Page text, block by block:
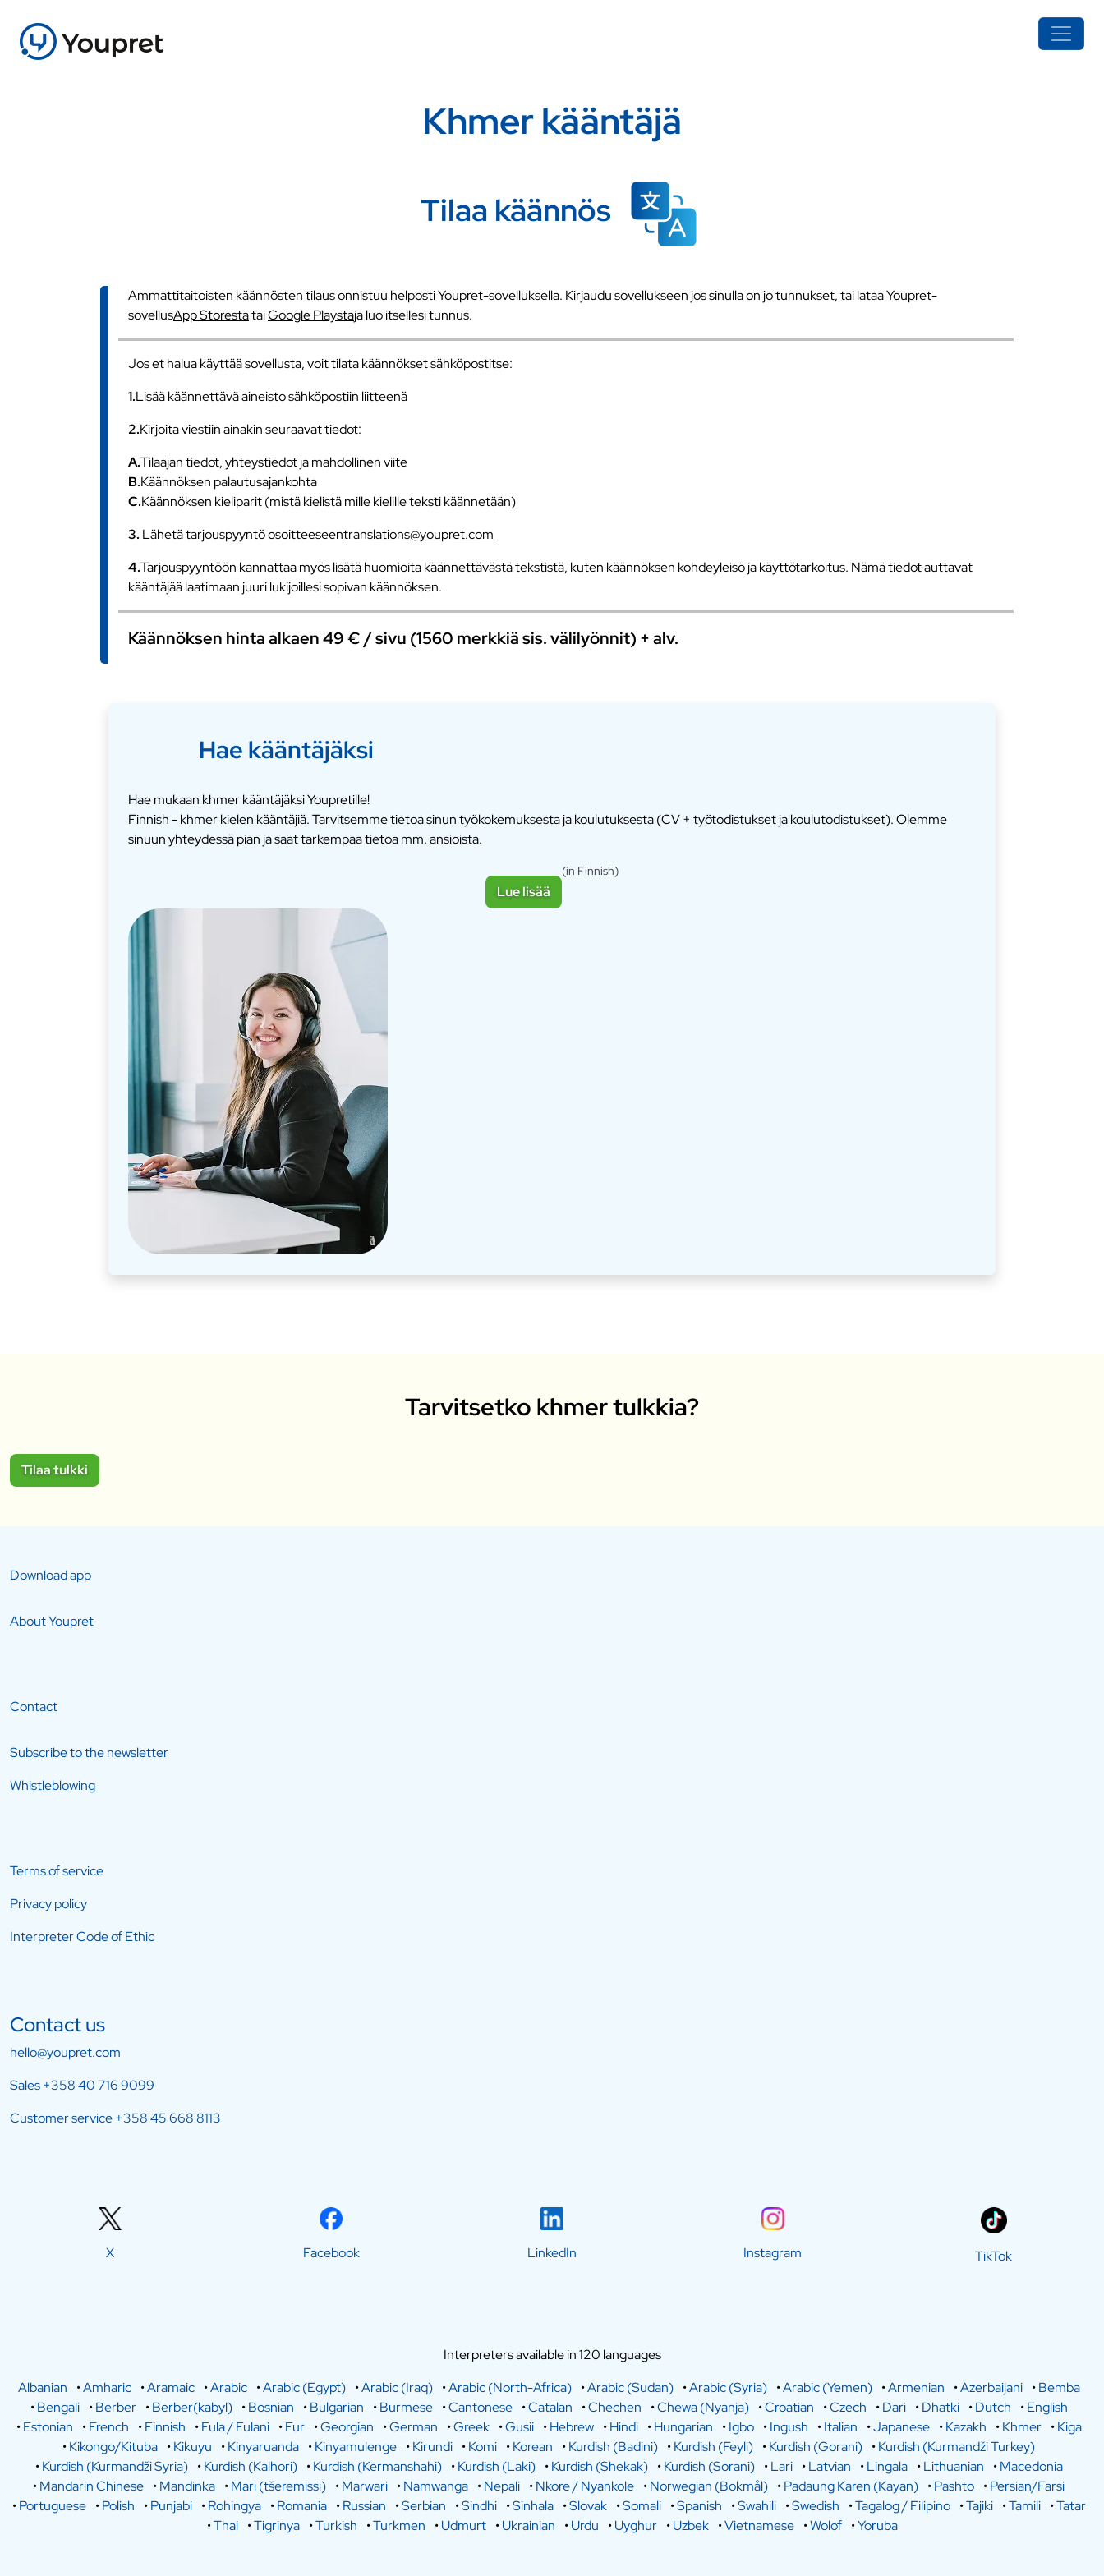
Khmer kääntäjä
Tilaa käännös
Ammattitaitoisten käännösten tilaus onnistuu helposti Youpret-sovelluksella. Kirjaudu sovellukseen jos sinulla on jo tunnukset, tai lataa Youpret-
sovellusApp StorestataiGoogle Playstaja luo itsellesi tunnus.
Jos et halua käyttää sovellusta, voit tilata käännökset sähköpostitse:
1.Lisää käännettävä aineisto sähköpostiin liitteenä
2.Kirjoita viestiin ainakin seuraavat tiedot:
A.Tilaajan tiedot, yhteystiedot ja mahdollinen viite
B.Käännöksen palautusajankohta
C.Käännöksen kieliparit (mistä kielistä mille kielille teksti käännetään)
3. Lähetä tarjouspyyntö osoitteeseentranslations@youpret.com
4.Tarjouspyyntöön kannattaa myös lisätä huomioita käännettävästä tekstistä, kuten käännöksen kohdeyleisö ja käyttötarkoitus. Nämä tiedot auttavat
kääntäjää laatimaan juuri lukijoillesi sopivan käännöksen.
Käännöksen hinta alkaen 49 € / sivu (1560 merkkiä sis. välilyönnit) + alv.
Hae kääntäjäksi
Hae mukaan khmer kääntäjäksi Youpretille!
Finnish - khmer kielen kääntäjiä. Tarvitsemme tietoa sinun työkokemuksesta ja koulutuksesta (CV + työtodistukset ja koulutodistukset). Olemme
sinuun yhteydessä pian ja saat tarkempaa tietoa mm. ansioista.
Lue lisää
(in Finnish)
Tarvitsetko khmer tulkkia?
Tilaa tulkki
Download app
About Youpret
Contact
Subscribe to the newsletter
Whistleblowing
Terms of service
Privacy policy
Interpreter Code of Ethic
Contact us
hello@youpret.com
Sales+358 40 716 9099
Customer service+358 45 668 8113
X Facebook LinkedIn Instagram TikTok
Interpreters available in 120 languages
Albanian
•Amharic •Aramaic •Arabic •Arabic (Egypt) •Arabic (Iraq) •Arabic (North-Africa) •Arabic (Sudan) •Arabic (Syria) •Arabic (Yemen) •Armenian •Azerbaijani •Bemba
•Bengali •Berber •Berber(kabyl) •Bosnian •Bulgarian •Burmese •Cantonese •Catalan •Chechen •Chewa (Nyanja) •Croatian •Czech •Dari •Dhatki •Dutch •English
•Estonian •French •Finnish •Fula / Fulani •Fur •Georgian •German •Greek •Gusii •Hebrew •Hindi •Hungarian •Igbo •Ingush •Italian •Japanese •Kazakh •Khmer •Kiga
•Kikongo/Kituba •Kikuyu •Kinyaruanda •Kinyamulenge •Kirundi •Komi •Korean •Kurdish (Badini) •Kurdish (Feyli) •Kurdish (Gorani) •Kurdish (Kurmandži Turkey)
•Kurdish (Kurmandži Syria) •Kurdish (Kalhori) •Kurdish (Kermanshahi) •Kurdish (Laki) •Kurdish (Shekak) •Kurdish (Sorani) •Lari •Latvian •Lingala •Lithuanian •Macedonia
•Mandarin Chinese •Mandinka •Mari (tšeremissi) •Marwari •Namwanga •Nepali •Nkore / Nyankole •Norwegian (Bokmål) •Padaung Karen (Kayan) •Pashto •Persian/Farsi
•Portuguese •Polish •Punjabi •Rohingya •Romania •Russian •Serbian •Sindhi •Sinhala •Slovak •Somali •Spanish •Swahili •Swedish •Tagalog / Filipino •Tajiki •Tamili •Tatar
•Thai •Tigrinya •Turkish •Turkmen •Udmurt •Ukrainian •Urdu •Uyghur •Uzbek •Vietnamese •Wolof •Yoruba